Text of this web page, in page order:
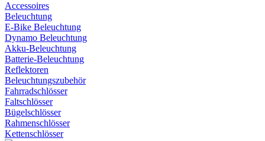
Accessoires
Beleuchtung
E-Bike Beleuchtung
Dynamo Beleuchtung
Akku-Beleuchtung
Batterie-Beleuchtung
Reflektoren
Beleuchtungszubehör
Fahrradschlösser
Faltschlösser
Bügelschlösser
Rahmenschlösser
Kettenschlösser